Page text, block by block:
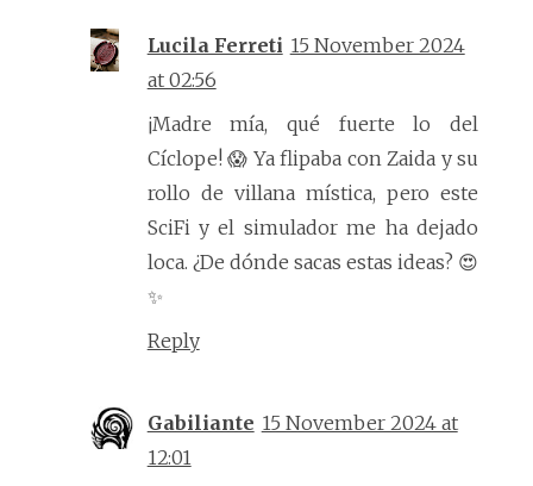
Lucila Ferreti 15 November 2024
at 02:56
¡Madre mía, qué fuerte lo del
Cíclope! 😱 Ya flipaba con Zaida y su
rollo de villana mística, pero este
SciFi y el simulador me ha dejado
loca. ¿De dónde sacas estas ideas? 😍
✨
Reply
Gabiliante 15 November 2024 at
12:01